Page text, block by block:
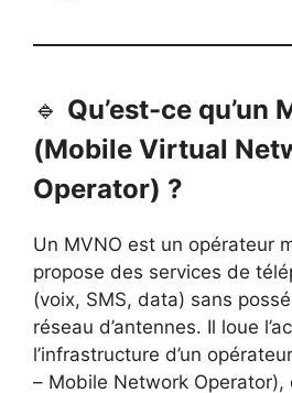
🔹 Qu’est-ce qu’un
(Mobile Virtual
Operator) ?
Un MVNO est un opérateur
propose des services de
(voix, SMS, data) sans
réseau d’antennes. Il loue
l’infrastructure d’un
– Mobile Network Operator),